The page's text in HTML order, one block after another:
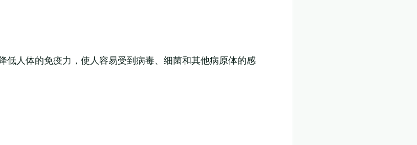
低人体的免疫力，使人容易受到病毒、细菌和其他病原体的感